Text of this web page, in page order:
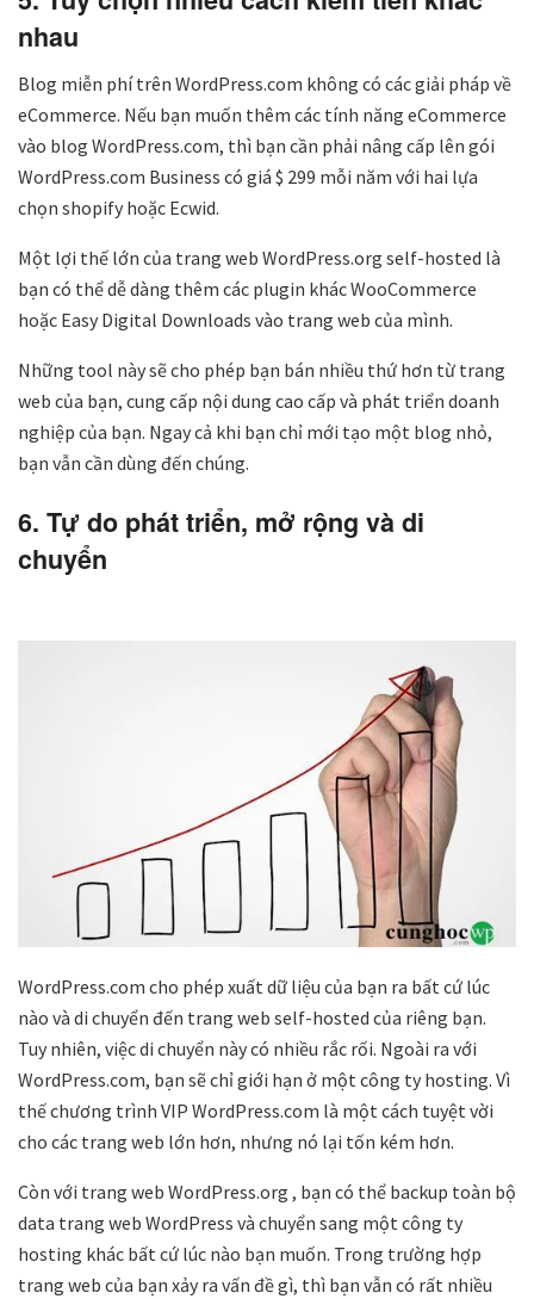
nhau
Blog miễn phí trên WordPress.com không có các giải pháp về
eCommerce. Nếu bạn muốn thêm các tính năng eCommerce
vào blog WordPress.com, thì bạn cần phải nâng cấp lên gói
WordPress.com Business có giá $ 299 mỗi năm với hai lựa
chọn shopify hoặc Ecwid.
Một lợi thế lớn của trang web WordPress.org self-hosted là
bạn có thể dễ dàng thêm các plugin khác WooCommerce
hoặc Easy Digital Downloads vào trang web của mình.
Những tool này sẽ cho phép bạn bán nhiều thứ hơn từ trang
web của bạn, cung cấp nội dung cao cấp và phát triển doanh
nghiệp của bạn. Ngay cả khi bạn chỉ mới tạo một blog nhỏ,
bạn vẫn cần dùng đến chúng.
6. Tự do phát triển, mở rộng và di
chuyển
WordPress.com cho phép xuất dữ liệu của bạn ra bất cứ lúc
nào và di chuyển đến trang web self-hosted của riêng bạn.
Tuy nhiên, việc di chuyển này có nhiều rắc rối. Ngoài ra với
WordPress.com, bạn sẽ chỉ giới hạn ở một công ty hosting. Vì
thế chương trình VIP WordPress.com là một cách tuyệt vời
cho các trang web lớn hơn, nhưng nó lại tốn kém hơn.
Còn với trang web WordPress.org , bạn có thể backup toàn bộ
data trang web WordPress và chuyển sang một công ty
hosting khác bất cứ lúc nào bạn muốn. Trong trường hợp
trang web của bạn xảy ra vấn đề gì, thì bạn vẫn có rất nhiều